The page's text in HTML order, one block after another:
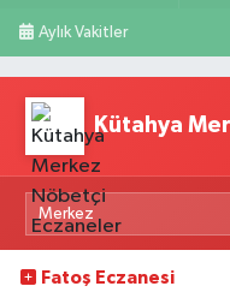
Aylık Vakitler
Kütahya
Fatoş Eczanesi